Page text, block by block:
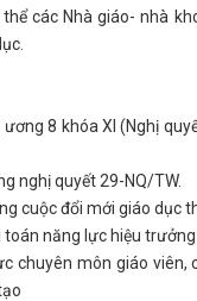
các Nhà giáo- nhà
8 khóa XI (Nghị
nghị quyết 29-NQ/TW.
cuộc đổi mới giáo dục
toán năng lực hiệu trưởng
chuyên môn giáo